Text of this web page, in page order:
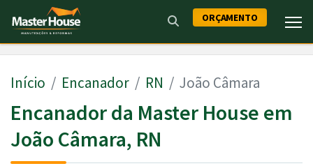
ORÇAMENTO
Início Encanador RN João Câmara
Encanador da Master House em
João Câmara, RN